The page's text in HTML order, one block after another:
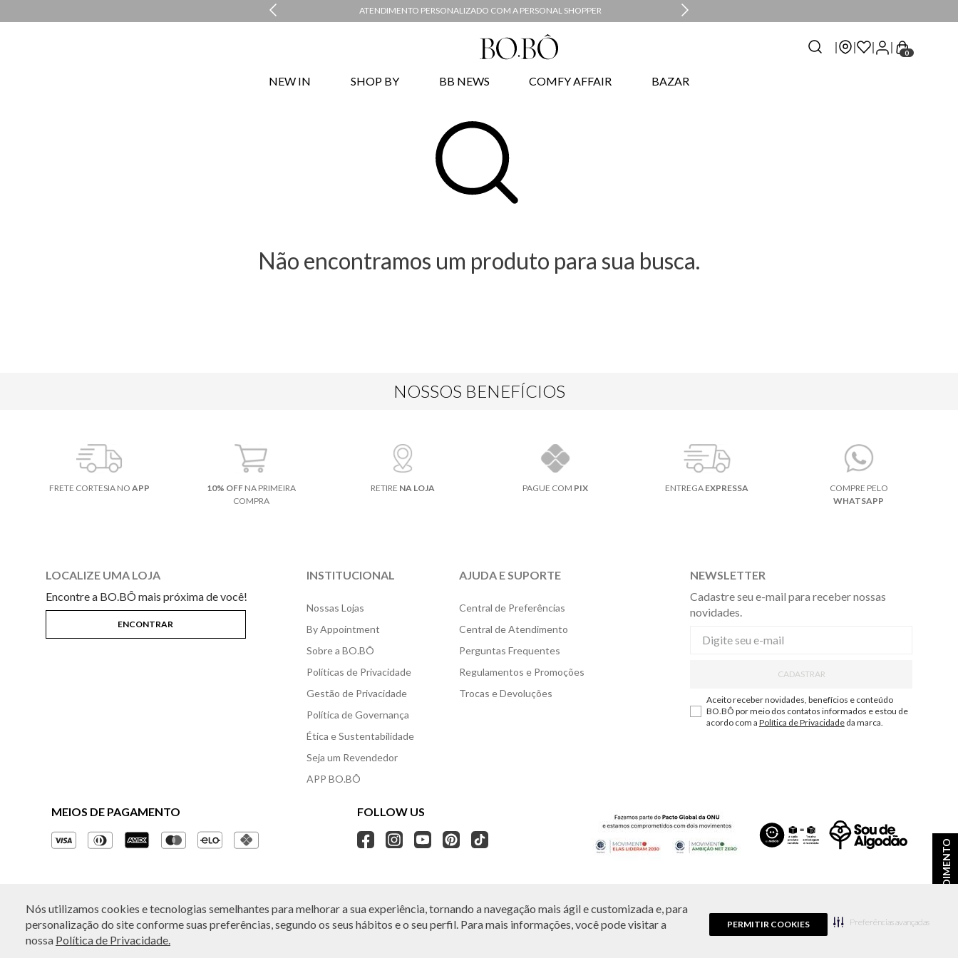
Nós utilizamos cookies e tecnologias semelhantes para melhorar a sua experiência, tornando a navegação mais ágil e customizada e, para
personalização do site conforme suas preferências, segundo os seus hábitos e o seu perfil. Para mais informações, você pode visitar a
nossa Política de Privacidade.
PERMITIR COOKIES Preferências avançadas
ATENDIMENTO PERSONALIZADO COM A PERSONAL SHOPPER ENTREGA EXPRESSA EM ATÉ 48H*
ATENDIMENTO
0
NEW IN SHOP BY BB NEWS COMFY AFFAIR BAZAR
Não encontramos um produto para sua busca.
NOSSOS BENEFÍCIOS
FRETE CORTESIA NO APP 10% OFFNA PRIMEIRA
COMPRA
RETIRE NA LOJA PAGUE COM PIX ENTREGA EXPRESSA
COMPRE PELO
WHATSAPP
LOCALIZE UMA LOJA
Encontre a BO.BÔ mais próxima de você!
INSTITUCIONAL
Nossas Lojas
By Appointment
Sobre a BO.BÔ
Políticas de Privacidade
Gestão de Privacidade
Política de Governança
Ética e Sustentabilidade
Seja um Revendedor
APP BO.BÔ
AJUDA E SUPORTE
Central de Preferências
Central de Atendimento
Perguntas Frequentes
Regulamentos e Promoções
Trocas e Devoluções
NEWSLETTER
Cadastre seu e-mail para receber nossas
novidades.
CADASTRAR
Aceito receber novidades, benefícios e conteúdo
BO.BÔ por meio dos contatos informados e estou de
acordo com a Política de Privacidadeda marca.
MEIOS DE PAGAMENTO FOLLOW US
© Copyright 2026 - Todos os direitos reservados. A BO.BÔ reserva-se no direito de corrigir ou alterar informações como: preços, promoções e disponibilidade de estoque a qualquer momento.
Em caso de dúvidas:
0800 440 2222.
Horário de Atendimento: das 8h às 20h de segunda a sábado, exceto feriados.